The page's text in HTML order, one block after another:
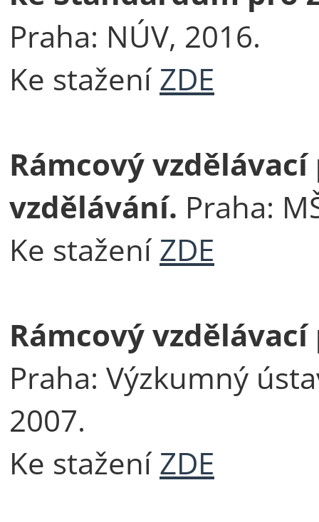
Praha: NÚV, 2016.
Ke staženíZDE
Rámcový
vzdělávání. Praha:
Ke staženíZDE
Rámcový
Praha: Výzkumný
2007.
Ke staženíZDE